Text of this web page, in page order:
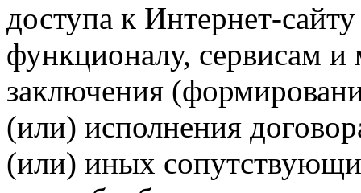
доступа к Интернет-
функционалу, сервисам и
заключения
(или) исполнения
(или) иных